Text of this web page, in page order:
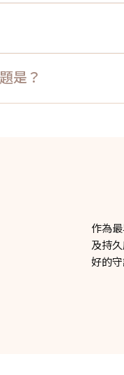
是？
作為
及持
好的守